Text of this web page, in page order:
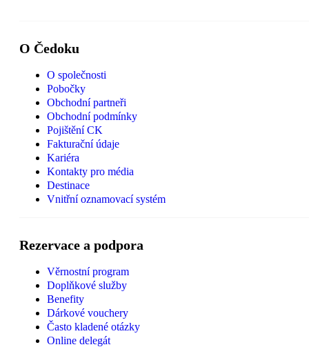
O Čedoku
O společnosti
Pobočky
Obchodní partneři
Obchodní podmínky
Pojištění CK
Fakturační údaje
Kariéra
Kontakty pro média
Destinace
Vnitřní oznamovací systém
Rezervace a podpora
Věrnostní program
Doplňkové služby
Benefity
Dárkové vouchery
Často kladené otázky
Online delegát